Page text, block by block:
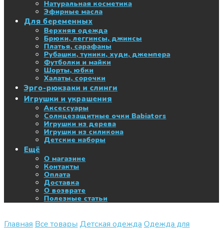
Натуральная косметика
Эфирные масла
Для беременных
Верхняя одежда
Брюки, леггинсы, джинсы
Платья, сарафаны
Рубашки, туники, худи, джемпера
Футболки и майки
Шорты, юбки
Халаты, сорочки
Эрго-рюкзаки и слинги
Игрушки и украшения
Аксессуары
Солнцезащитные очки Babiators
Игрушки из дерева
Игрушки из силикона
Детские наборы
Ещё
О магазине
Контакты
Оплата
Доставка
О возврате
Полезные статьи
Главная Все товары Детская одежда Одежда для